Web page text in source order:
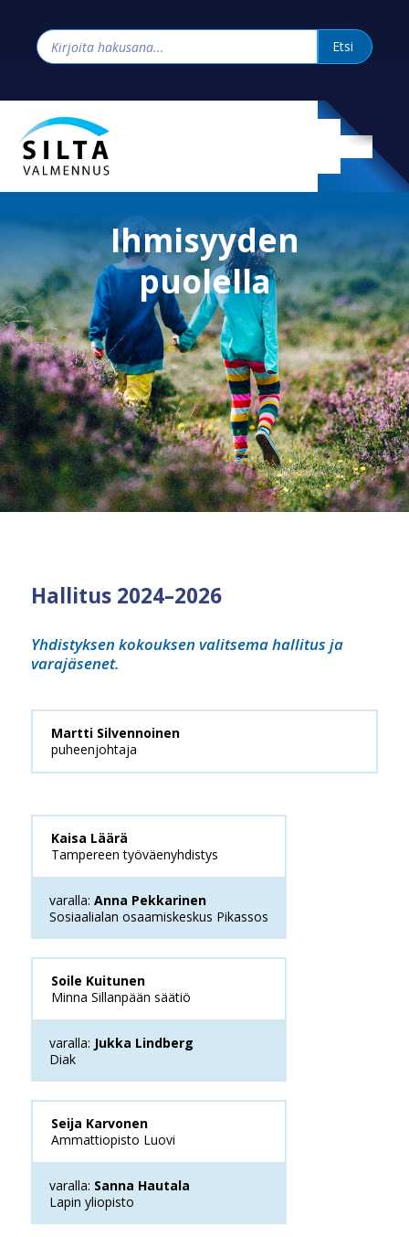
Ihmisyyden
puolella
Hallitus 2024–2026
Yhdistyksen kokouksen valitsema hallitus ja
varajäsenet.
Martti Silvennoinen
puheenjohtaja
Kaisa Läärä
Tampereen työväenyhdistys
varalla: Anna Pekkarinen
Sosiaalialan osaamiskeskus Pikassos
Soile Kuitunen
Minna Sillanpään säätiö
varalla: Jukka Lindberg
Diak
Seija Karvonen
Ammattiopisto Luovi
varalla: Sanna Hautala
Lapin yliopisto